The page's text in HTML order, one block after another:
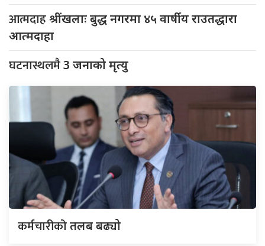
आत्मदाहश्रींखलाः बुद्ध नगरमा ४५ वार्षीय राउतद्धारा
आत्मदाहा
घटनास्थलमै3 जनाको मृत्यु
कर्मचारीकोतलब बढ्यो